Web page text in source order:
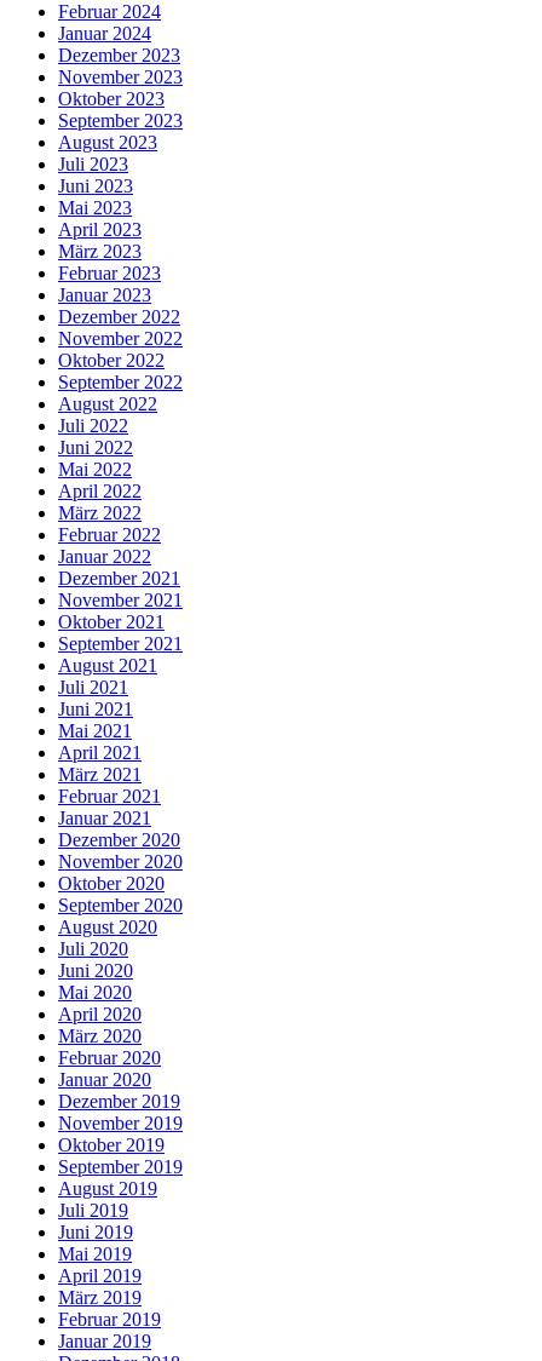
Februar 2024
Januar 2024
Dezember 2023
November 2023
Oktober 2023
September 2023
August 2023
Juli 2023
Juni 2023
Mai 2023
April 2023
März 2023
Februar 2023
Januar 2023
Dezember 2022
November 2022
Oktober 2022
September 2022
August 2022
Juli 2022
Juni 2022
Mai 2022
April 2022
März 2022
Februar 2022
Januar 2022
Dezember 2021
November 2021
Oktober 2021
September 2021
August 2021
Juli 2021
Juni 2021
Mai 2021
April 2021
März 2021
Februar 2021
Januar 2021
Dezember 2020
November 2020
Oktober 2020
September 2020
August 2020
Juli 2020
Juni 2020
Mai 2020
April 2020
März 2020
Februar 2020
Januar 2020
Dezember 2019
November 2019
Oktober 2019
September 2019
August 2019
Juli 2019
Juni 2019
Mai 2019
April 2019
März 2019
Februar 2019
Januar 2019